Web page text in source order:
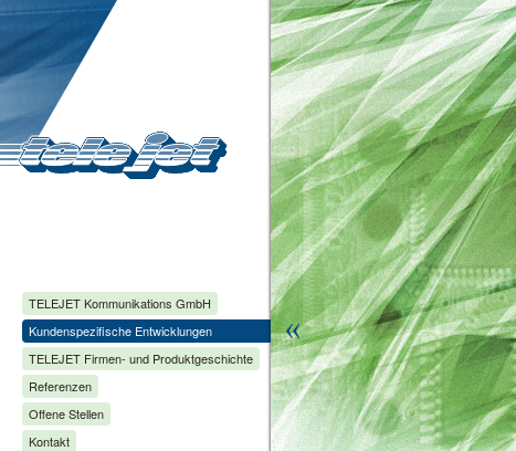
TELEJETKommunikations GmbH
Kundenspezifische Entwicklungen
TELEJET Firmen- und Produktgeschichte
Referenzen
Offene Stellen
Kontakt